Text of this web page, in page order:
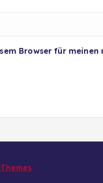
Browser für